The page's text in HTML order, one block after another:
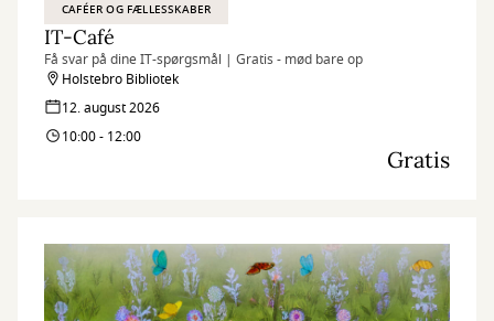
CAFÉER OG FÆLLESSKABER
IT-Café
Få svar på dine IT-spørgsmål | Gratis - mød bare op
Holstebro Bibliotek
12. august 2026
10:00 - 12:00
Gratis